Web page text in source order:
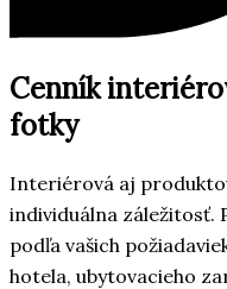
Cenník
fotky
Interiérová aj
individuálna záležitosť.
podľa vašich
hotela, ubytovacieho